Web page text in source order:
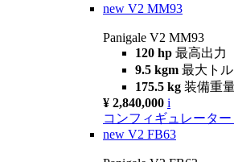
new V2 MM93
Panigale V2 MM93
120 hp 最高出力
9.5 kgm 最大ト
175.5 kg 装備重
¥ 2,840,000 i
コンフィギュレーター
new V2 FB63